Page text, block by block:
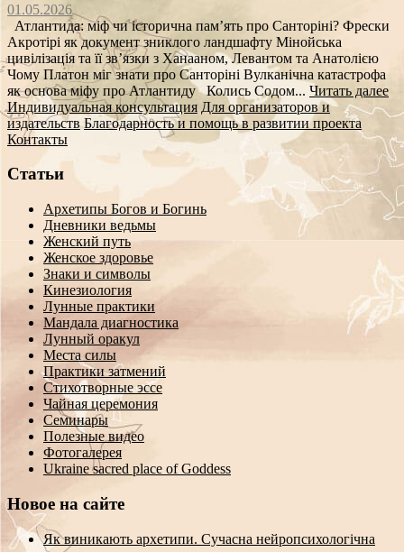
01.05.2026
Атлантида: міф чи історична пам’ять про Санторіні? Фрески
Акротірі як документ зниклого ландшафту Мінойська
цивілізація та її зв’язки з Ханааном, Левантом та Анатолією
Чому Платон міг знати про Санторіні Вулканічна катастрофа
як основа міфу про Атлантиду Колись Содом... Читать далее
Индивидуальная консультация Для организаторов и
издательств Благодарность и помощь в развитии проекта
Контакты
Статьи
Архетипы Богов и Богинь
Дневники ведьмы
Женский путь
Женское здоровье
Знаки и символы
Кинезиология
Лунные практики
Мандала диагностика
Лунный оракул
Места силы
Практики затмений
Стихотворные эссе
Чайная церемония
Семинары
Полезные видео
Фотогалерея
Ukraine sacred place of Goddess
Новое на сайте
Як виникають архетипи. Сучасна нейропсихологічна